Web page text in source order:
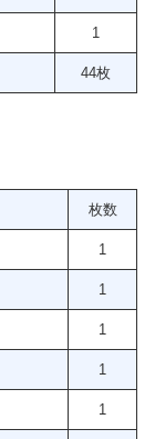
1
44枚
枚数
1
1
1
1
1